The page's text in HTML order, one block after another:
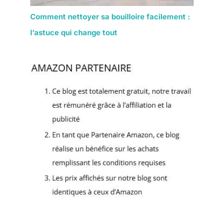
Comment nettoyer sa bouilloire facilement :
l’astuce qui change tout